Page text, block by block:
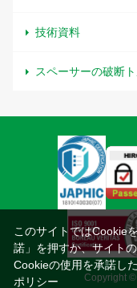
技術資料
スペーサーの破断
Copyright ©
このサイトではCookie
諾」を押すか、サイト
Cookieの使用を承諾し
ポリシー